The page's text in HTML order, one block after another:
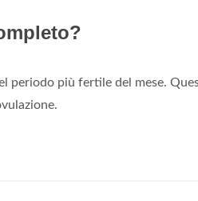
periodo più fertile del mese.